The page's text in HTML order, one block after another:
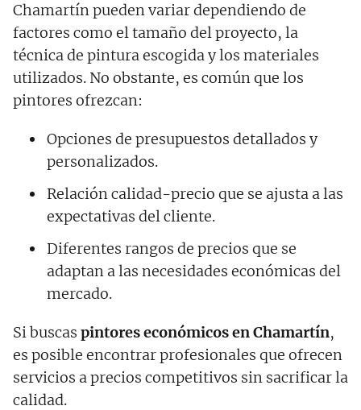
Chamartín pueden variar dependiendo de
factores como el tamaño del proyecto, la
técnica de pintura escogida y los materiales
utilizados. No obstante, es común que los
pintores ofrezcan:
Opciones de presupuestos detallados y
personalizados.
Relación calidad-precio que se ajusta a las
expectativas del cliente.
Diferentes rangos de precios que se
adaptan a las necesidades económicas del
mercado.
Si buscas pintores económicos en Chamartín,
es posible encontrar profesionales que ofrecen
servicios a precios competitivos sin sacrificar la
calidad.